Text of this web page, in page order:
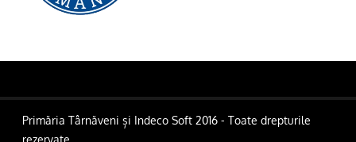
Primăria Târnăveni și Indeco Soft 2016 - Toate drepturile
rezervate.